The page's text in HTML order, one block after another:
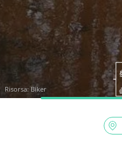
Risorsa: Biker